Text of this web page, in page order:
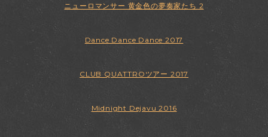
ニューロマンサー 黄金色の夢奏家たち 2
Dance Dance Dance 2017
CLUB QUATTROツアー 2017
Midnight Dejavu 2016